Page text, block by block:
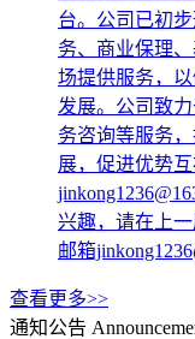
台。公司已初
务、商业保理
场提供服务，
发展。公司致
务咨询等服务
展，促进优势
兴趣，请在上
邮箱
查看更多>>
通知公告